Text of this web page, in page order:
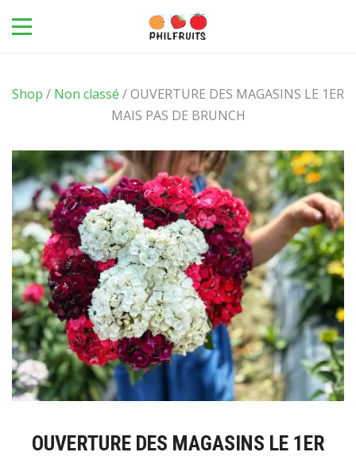
Shop / Non classé / OUVERTURE DES MAGASINS LE 1ER
MAIS PAS DE BRUNCH
OUVERTURE DES MAGASINS LE 1ER